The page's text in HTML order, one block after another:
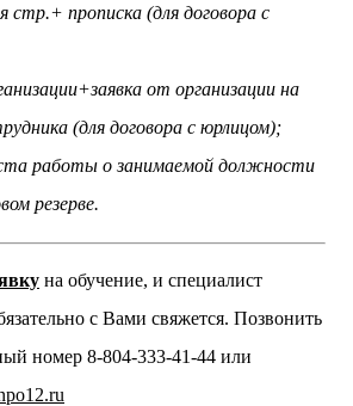
стр.+ прописка (для договора с
от организации на
(для договора с юрлицом);
работы о занимаемой должности
резерве.
на обучение, и специалист
с Вами свяжется. Позвонить
номер 8-804-333-41-44 или